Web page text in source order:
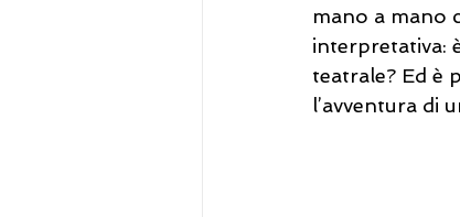
mano a mano
interpretativa:
teatrale? Ed è
l’avventura di